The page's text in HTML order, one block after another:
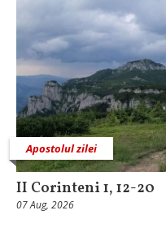
Apostolul zilei
II Corinteni 1, 12-20
07 Aug, 2026